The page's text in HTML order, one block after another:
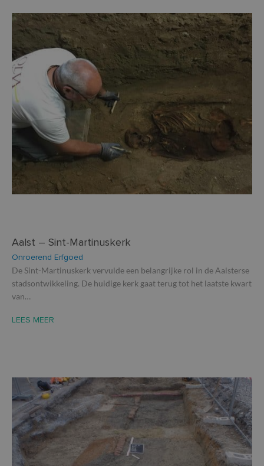
Aalst – Sint-Martinuskerk
Onroerend Erfgoed
De Sint-Martinuskerk vervulde een belangrijke rol in de Aalsterse
stadsontwikkeling. De huidige kerk gaat terug tot het laatste kwart
van…
LEES MEER